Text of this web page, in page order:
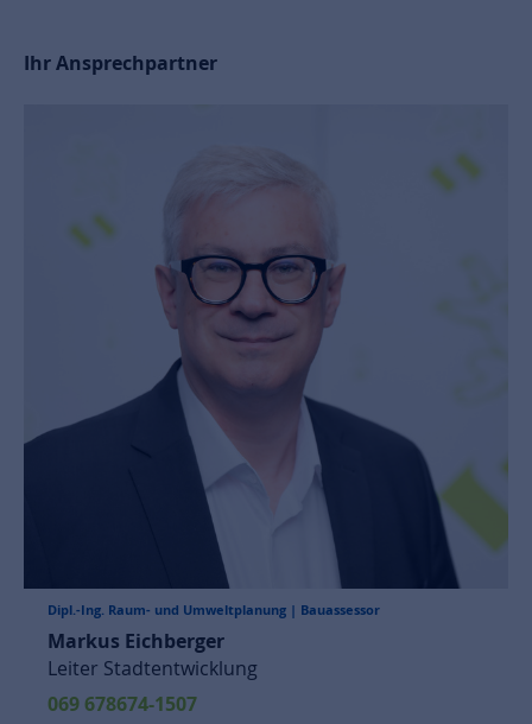
Ihr Ansprechpartner
Dipl.-Ing. Raum- und Umweltplanung | Bauassessor
Markus Eichberger
Leiter Stadtentwicklung
069 678674-1507